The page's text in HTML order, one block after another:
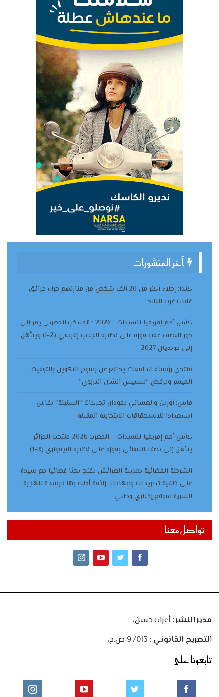
آخر المنشورات
كندا: إجلاء أكثر من 20 ألف شخص من منازلهم جراء حرائق
غابات غرب البلاد
كأس أمم إفريقيا للسيدات –2026 : المنتخب المغربي يمر إلى
دور النصف عقب فوزه على نظيره الجنوب إفريقي (2-1) ويتأهل
إلى مونديال 2027
منتدى رؤساء الجامعات يدافع عن رسوم التكوين بالتوقيت
الميسر ويرفض “تسييس الشأن التربوي”
فاس: أوزين والعسالي يقودان تحركات “السنبلة” بفاس
استعدادا للاستحقاقات الانتخابية المقبلة
كأس أمم إفريقيا للسيدات – المغرب 2026 منتخب الجزائر
يتأهل إلى نصف النهائي بفوزه على نظيره الايفواري (2-1)
الشرطة القضائية بمدينة العرائش تفتح بحثا قضائيا مع سيدة
على خلفية تصريحات واتهامات زائفة أدلت بها مرشحة للهجرة
السرية لموقع إخباري وطني
تواصل معنا
مدير النشر :أعراب حسن،
التصريح القانوني :
تابعونا على